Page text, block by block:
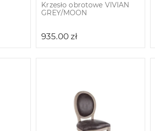
Krzesło obrotowe VIVIAN
GREY/MOON
935.00zł